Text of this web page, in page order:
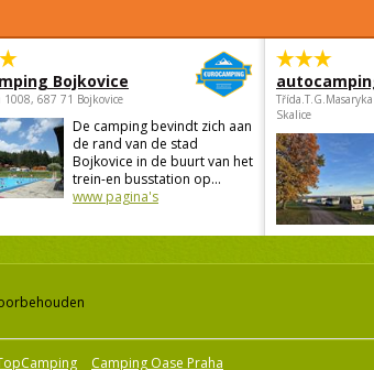
Bojkovice
1008, 687 71 Bojkovice
De camping bevindt zich aan
de rand van de stad
Bojkovice in de buurt van het
trein-en busstation op...
www pagina's
Skalice
Camping Oase Praha